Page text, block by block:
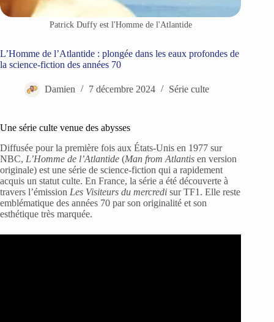
Patrick Duffy est l'Homme de l'Atlantide
L’Homme de l’Atlantide : plongée dans les eaux profondes de
la science-fiction des années 70
Damien 7 décembre 2024 Série culte
Une série culte venue des abysses
Diffusée pour la première fois aux États-Unis en 1977 sur
NBC, L’Homme de l’Atlantide (Man from Atlantis en version
originale) est une série de science-fiction qui a rapidement
acquis un statut culte. En France, la série a été découverte à
travers l’émission Les Visiteurs du mercredi sur TF1. Elle reste
emblématique des années 70 par son originalité et son
esthétique très marquée.